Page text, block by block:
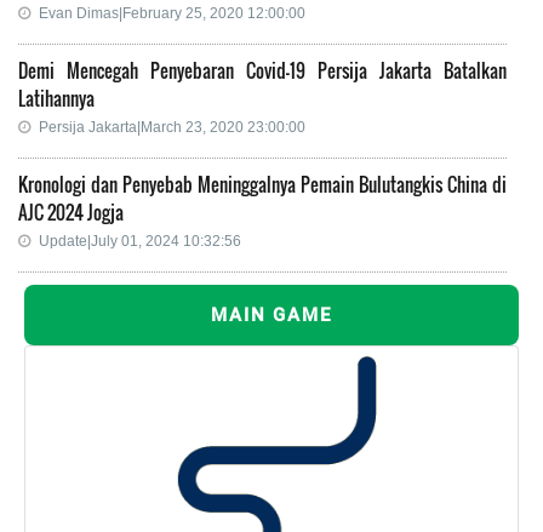
Evan Dimas|February 25, 2020 12:00:00
Demi Mencegah Penyebaran Covid-19 Persija Jakarta Batalkan
Latihannya
Persija Jakarta|March 23, 2020 23:00:00
Kronologi dan Penyebab Meninggalnya Pemain Bulutangkis China di
AJC 2024 Jogja
Update|July 01, 2024 10:32:56
MAIN GAME